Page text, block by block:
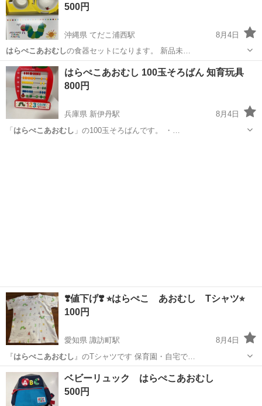
流れます。 経年に...500円
沖縄県 てだこ浦西駅
8月4日
はらぺこあおむしの食器セットになります。 新品未…
沖縄 中頭郡 てだこ浦西駅 食器 はらぺこあおむし
はらぺこあおむし 100玉そろばん 知育玩具
800円
兵庫県 新伊丹駅
8月4日
「 はらぺこあおむし 」の100玉そろばんです。 ・…
❣️値下げ❣️ ⭐︎はらぺこ あおむし Tシャツ⭐︎
100円
愛知県 諏訪町駅
8月4日
『はらぺこあおむし 』のTシャツです 保育園・自宅で…
愛知 豊川市 諏訪町駅 キッズ用品 はらぺこあおむし
ベビーリュック はらぺこあおむし
500円